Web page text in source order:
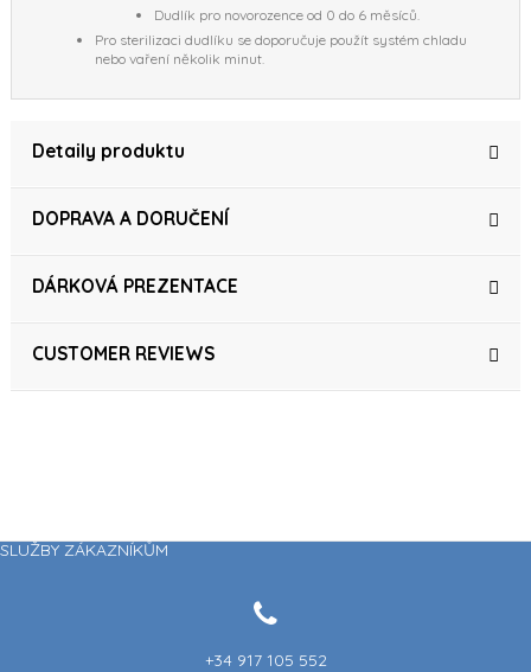
Dudlík pro novorozence od 0 do 6 měsíců.
Pro sterilizaci dudlíku se doporučuje použít systém chladu
nebo vaření několik minut.
Detaily produktu
DOPRAVA A DORUČENÍ
DÁRKOVÁ PREZENTACE
CUSTOMER REVIEWS
SLUŽBY ZÁKAZNÍKŮM
+34 917 105 552